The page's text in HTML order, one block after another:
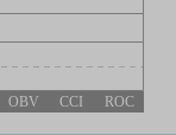
OBV CCI ROC